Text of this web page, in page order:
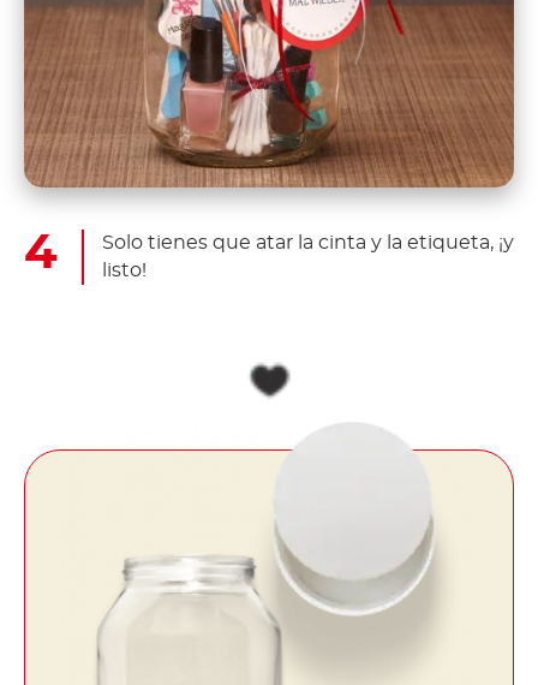
Solo tienes que atar la cinta y la etiqueta, ¡y
listo!